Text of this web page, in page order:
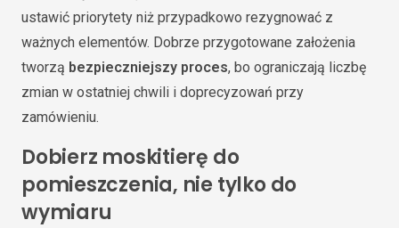
ustawić priorytety niż przypadkowo rezygnować z
ważnych elementów. Dobrze przygotowane założenia
tworzą bezpieczniejszy proces, bo ograniczają liczbę
zmian w ostatniej chwili i doprecyzowań przy
zamówieniu.
Dobierz moskitierę do
pomieszczenia, nie tylko do
wymiaru